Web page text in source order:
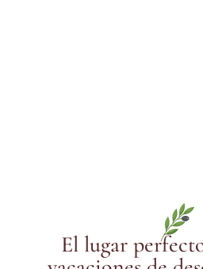
El lugar